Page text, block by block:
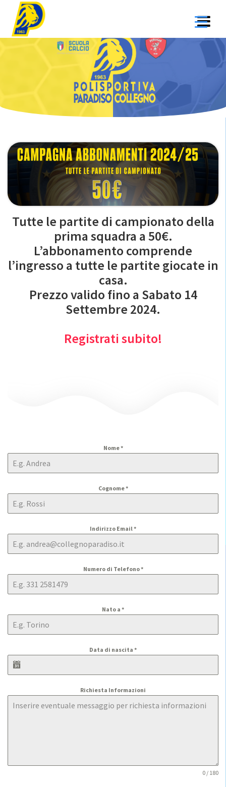
Tutte le partite di campionato della
prima squadra a 50€.
L’abbonamento comprende
l’ingresso a tutte le partite giocate in
casa.
Prezzo valido fino a Sabato 14
Settembre 2024.
Registrati subito!
Nome*
Cognome*
Indirizzo Email *
Numero di Telefono*
Nato a *
Data di nascita *
Richiesta Informazioni
0 / 180